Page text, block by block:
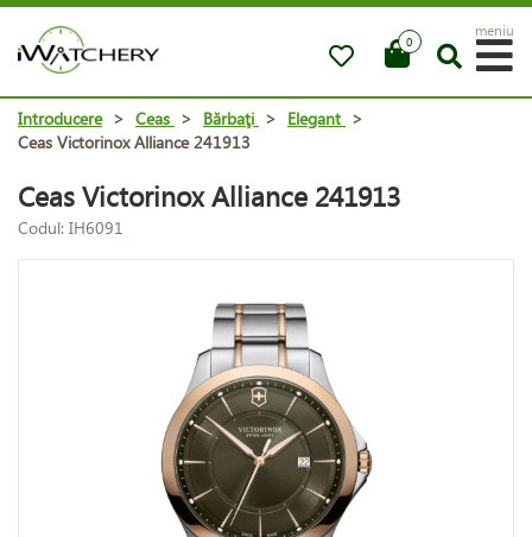
0
meniu
Introducere > Ceas > Bărbaţi > Elegant >
Ceas Victorinox Alliance 241913
Ceas Victorinox Alliance 241913
Codul: IH6091